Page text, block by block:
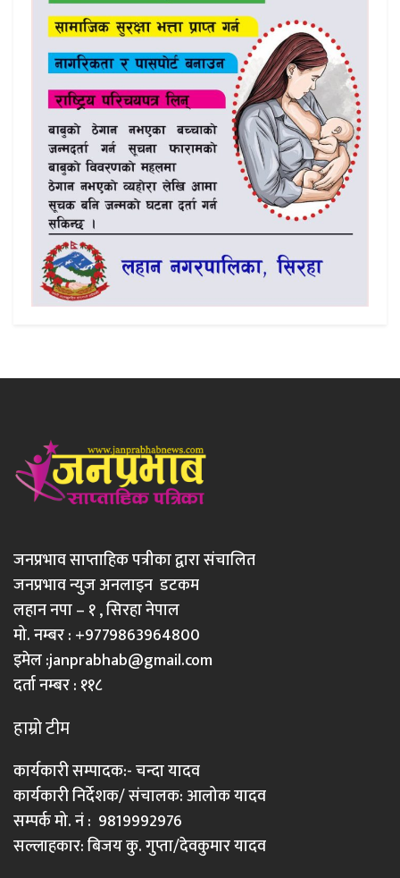
जनप्रभाव साप्ताहिक पत्रीका द्वारा संचालित
जनप्रभाव न्युज अनलाइन डटकम
लहान नपा – १ , सिरहा नेपाल
मो. नम्बर : +9779863964800
इमेल :janprabhab@gmail.com
दर्ता नम्बर : ११८
हाम्रो टीम
कार्यकारी सम्पादक:- चन्दा यादव
कार्यकारी निर्देशक/ संचालक: आलोक यादव
सम्पर्क मो. नं : 9819992976
सल्लाहकार: बिजय कु. गुप्ता/देवकुमार यादव